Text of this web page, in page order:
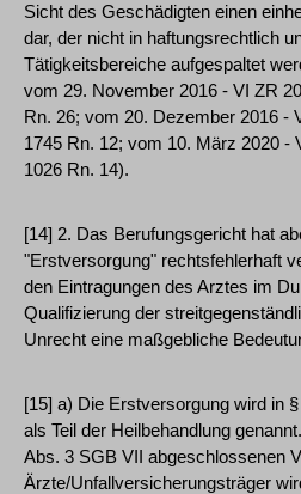
Sicht des Geschädigten einen
dar, der nicht in haftungsrechtlich
Tätigkeitsbereiche aufgespaltet
vom 29. November 2016 - VI ZR
Rn. 26; vom 20. Dezember 2016 -
1745 Rn. 12; vom 10. März 2020 -
1026 Rn. 14).
[14] 2. Das Berufungsgericht hat
"Erstversorgung" rechtsfehlerhaft
den Eintragungen des Arztes im
Qualifizierung der
Unrecht eine maßgebliche
[15] a) Die Erstversorgung wird in
als Teil der Heilbehandlung
Abs. 3 SGB VII abgeschlossenen
Ärzte/Unfallversicherungsträger